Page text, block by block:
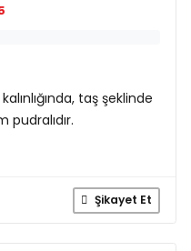
taş şeklinde
pudralıdır.
Şikayet Et